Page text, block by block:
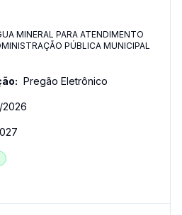
MINERAL PARA ATENDIMENTO
PÚBLICA MUNICIPAL
Pregão Eletrônico